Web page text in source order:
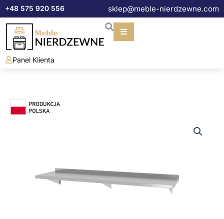
do+48 575 920 556 sklep@meble-nierdzewne.com
Panel Klienta